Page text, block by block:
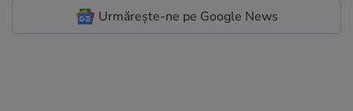
Urmărește-ne pe Google News